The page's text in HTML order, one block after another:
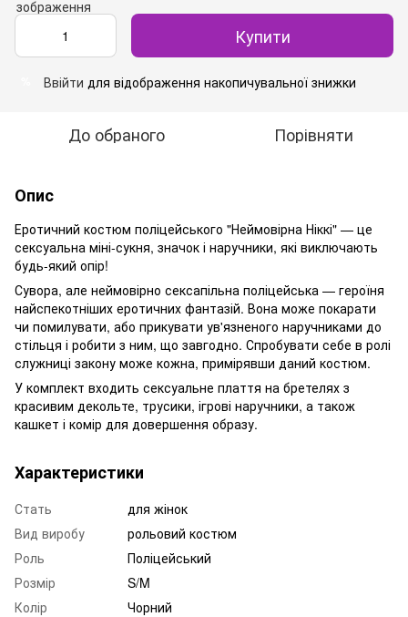
Купити
Ввійти для відображення накопичувальної знижки
До обраного Порівняти
Опис
Еротичний костюм поліцейського "Неймовірна Ніккі" — це
сексуальна міні-сукня, значок і наручники, які виключають
будь-який опір!
Сувора, але неймовірно сексапільна поліцейська — героїня
найспекотніших еротичних фантазій. Вона може покарати
чи помилувати, або прикувати ув'язненого наручниками до
стільця і ​​робити з ним, що завгодно. Спробувати себе в ролі
служниці закону може кожна, примірявши даний костюм.
У комплект входить сексуальне плаття на бретелях з
красивим декольте, трусики, ігрові наручники, а також
кашкет і комір для довершення образу.
Характеристики
Стать
для жінок
Вид виробу
рольовий костюм
Роль
Поліцейський
Розмір
S/M
Колір
Чорний